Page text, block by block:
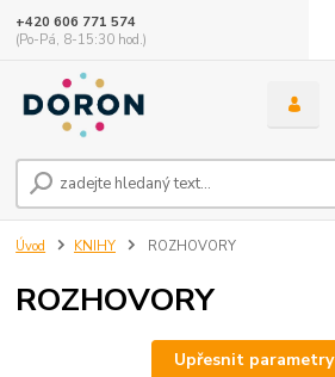
+420 606 771 574
(Po-Pá, 8-15:30 hod.)
Úvod KNIHY ROZHOVORY
ROZHOVORY
Upřesnit parametry